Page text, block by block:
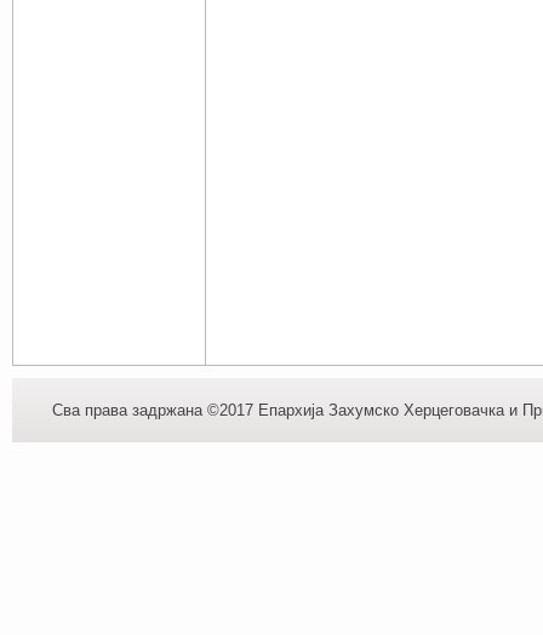
Сва права задржана ©2017 Епархија Захумско Херцеговачка и